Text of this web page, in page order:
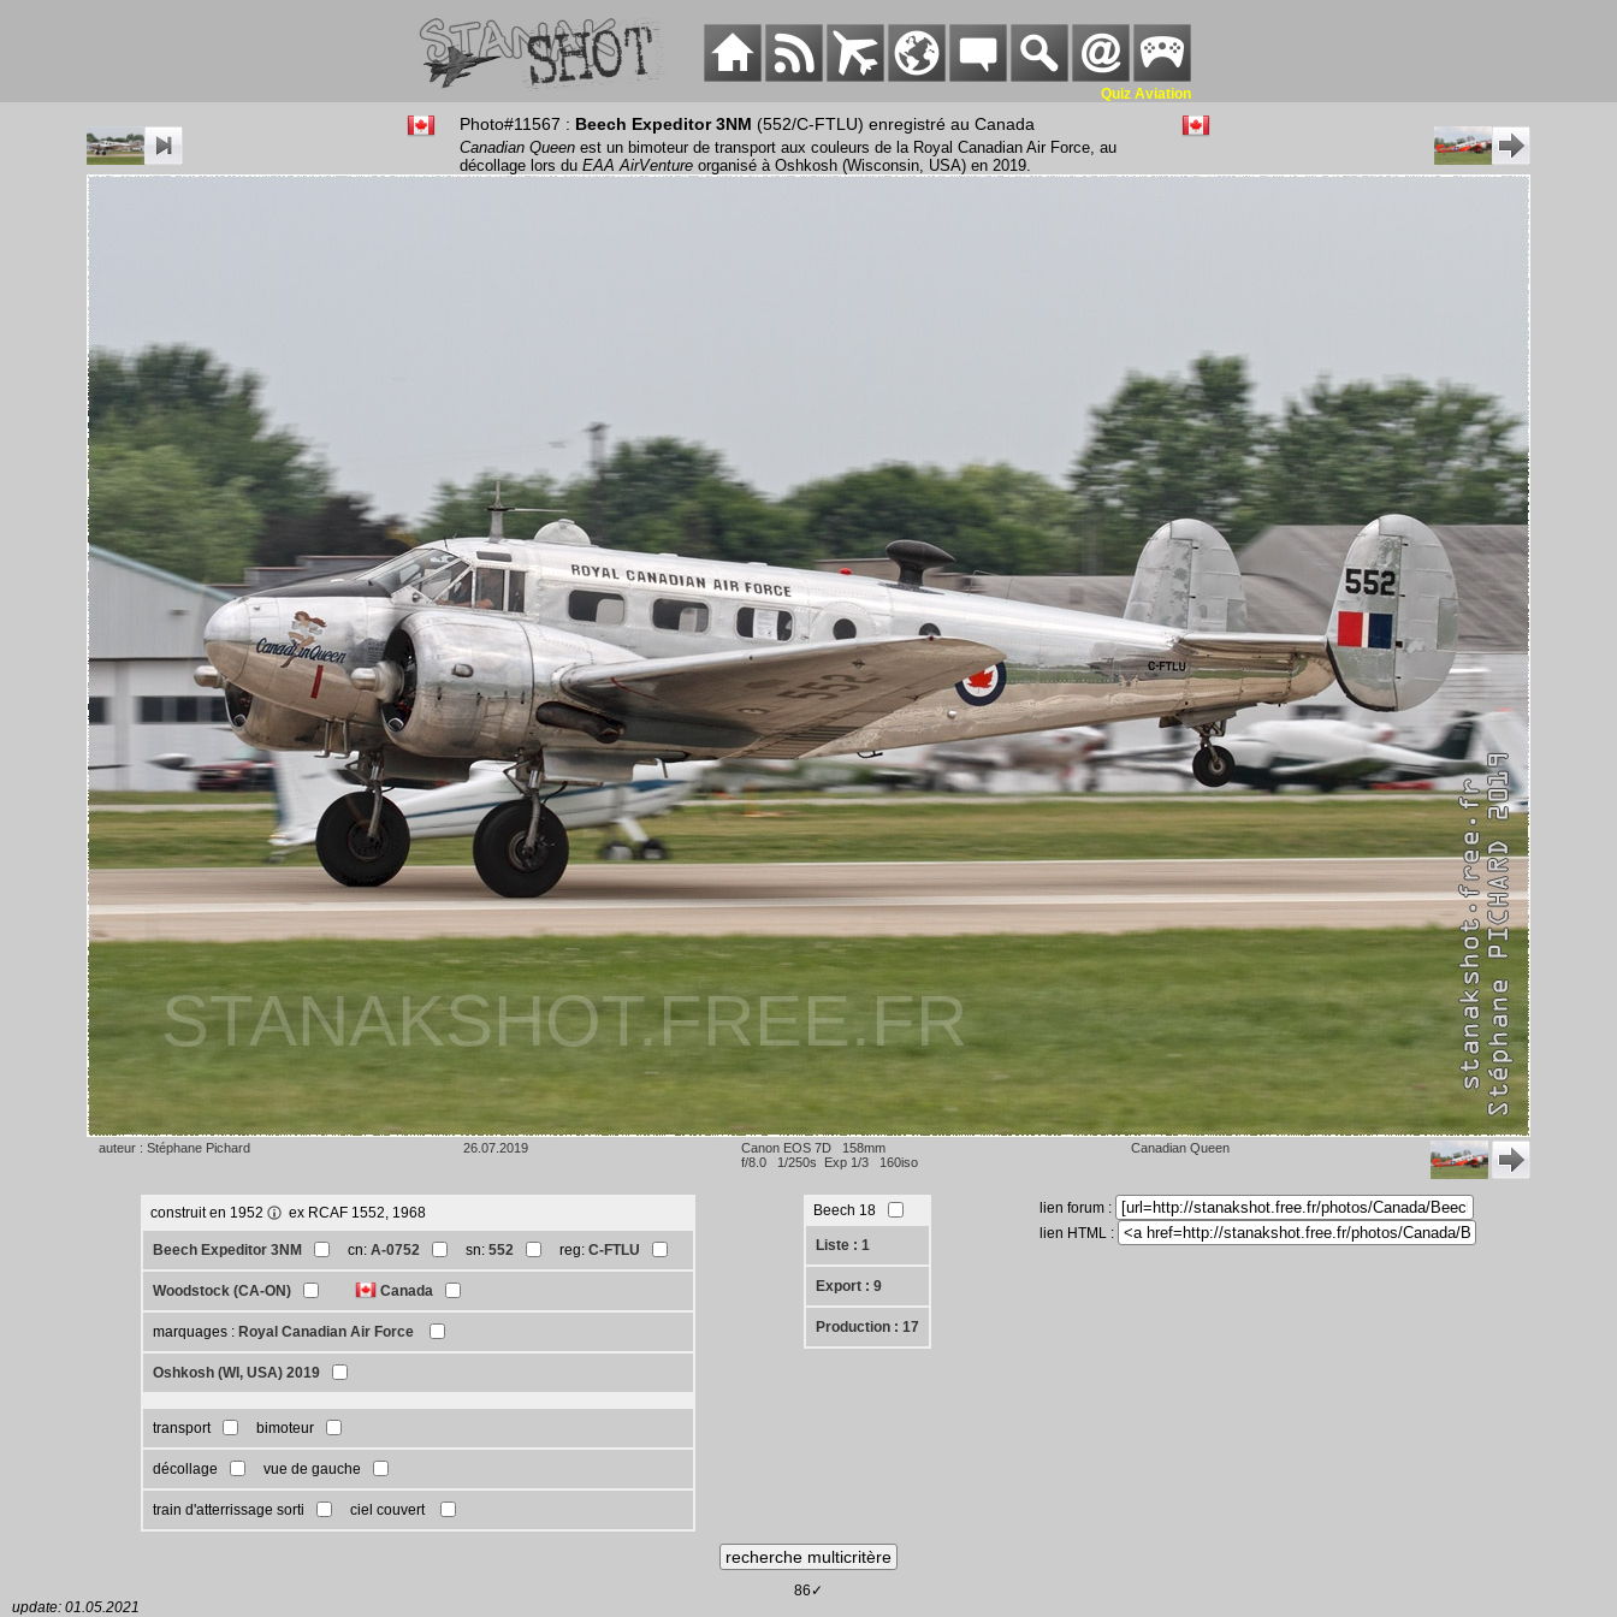
Quiz Aviation
Photo#11567 : Beech Expeditor 3NM (552/C-FTLU) enregistré au Canada
Canadian Queen est un bimoteur de transport aux couleurs de la Royal Canadian Air Force, au
décollage lors du EAA AirVenture organisé à Oshkosh (Wisconsin, USA) en 2019.
STANAKSHOT.FREE.FR
auteur : Stéphane Pichard 26.07.2019
Canon EOS 7D 158mm
f/8.0 1/250s Exp 1/3 160iso
Canadian Queen
construit en 1952 ex RCAF 1552, 1968
Beech Expeditor 3NM cn: A-0752 sn: 552 reg: C-FTLU
Woodstock (CA-ON) Canada
marquages : Royal Canadian Air Force
Oshkosh (WI, USA) 2019
transport bimoteur
décollage vue de gauche
train d'atterrissage sorti ciel couvert
Beech 18
Liste : 1
Export : 9
Production : 17
lien forum :
lien HTML :
86✓
update: 01.05.2021